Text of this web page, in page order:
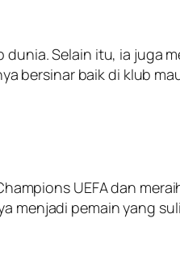
Selain itu, ia juga
bersinar baik di klub
UEFA dan
menjadi pemain yang